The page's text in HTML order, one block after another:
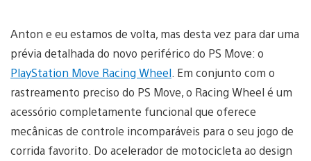
Anton e eu estamos de volta, mas desta vez para dar uma
prévia detalhada do novo periférico do PS Move: o
PlayStation Move Racing Wheel . Em conjunto com o
rastreamento preciso do PS Move, o Racing Wheel é um
acessório completamente funcional que oferece
mecânicas de controle incomparáveis para o seu jogo de
corrida favorito. Do acelerador de motocicleta ao design